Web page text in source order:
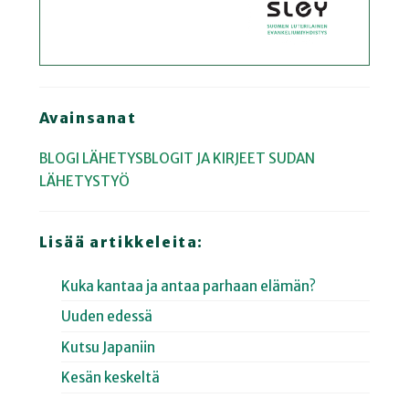
Avainsanat
BLOGI LÄHETYSBLOGIT JA KIRJEET SUDAN
LÄHETYSTYÖ
Lisää artikkeleita:
Kuka kantaa ja antaa parhaan elämän?
Uuden edessä
Kutsu Japaniin
Kesän keskeltä